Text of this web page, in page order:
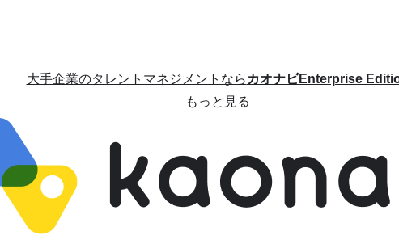
大手企業のタレントマネジメントならカオナビEnterprise
もっと見る